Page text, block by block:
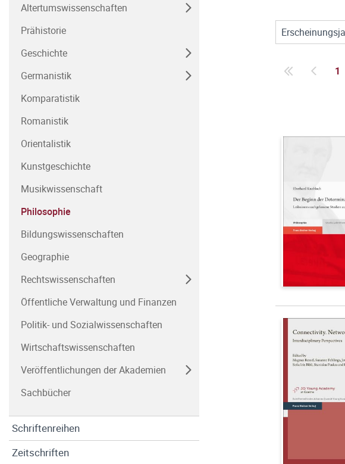
Altertumswissenschaften
Prähistorie
Geschichte
Germanistik
Komparatistik
Romanistik
Orientalistik
Kunstgeschichte
Musikwissenschaft
Philosophie
Bildungswissenschaften
Geographie
Rechtswissenschaften
Öffentliche Verwaltung und Finanzen
Politik- und Sozialwissenschaften
Wirtschaftswissenschaften
Veröffentlichungen der Akademien
Sachbücher
Schriftenreihen
Zeitschriften
1